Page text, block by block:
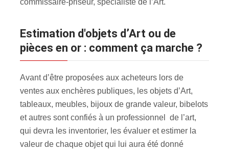
estimation d'objets d’Art ou de
pièces en or : comment ça marche ?
Avant d’être proposées aux acheteurs lors de
ventes aux enchères publiques, les objets d’Art,
tableaux, meubles, bijoux de grande valeur, bibelots
et autres sont confiés à un professionnel de l’art,
qui devra les inventorier, les évaluer et estimer la
valeur de chaque objet qui lui aura été donné